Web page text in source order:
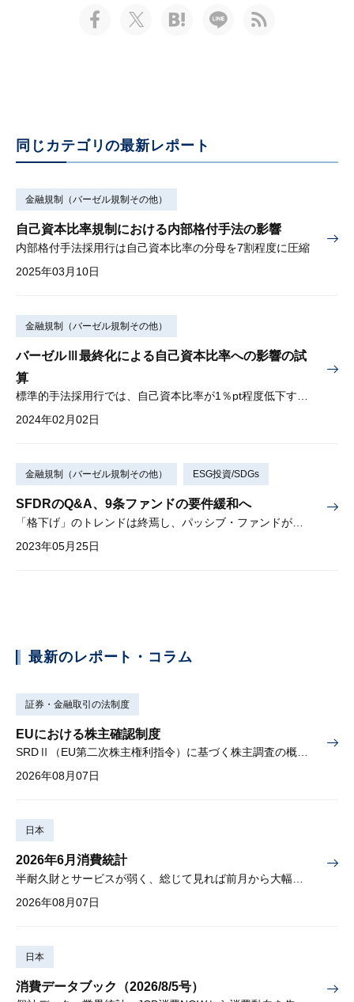
同じカテゴリの最新レポート
金融規制（バーゼル規制その他）
自己資本比率規制における内部格付手法の影響
内部格付手法採用行は自己資本比率の分母を7割程度に圧縮
2025年03月10日
金融規制（バーゼル規制その他）
バーゼルⅢ最終化による自己資本比率への影響の試
算
標準的手法採用行では、自己資本比率が1％pt程度低下する可能性
2024年02月02日
金融規制（バーゼル規制その他） ESG投資/SDGs
SFDRのQ&A、9条ファンドの要件緩和へ
2023年05月25日
最新のレポート・コラム
証券・金融取引の法制度
EUにおける株主確認制度
SRDⅡ（EU第二次株主権利指令）に基づく株主調査の概要と課題
2026年08月07日
日本
2026年6月消費統計
2026年08月07日
日本
消費データブック（2026/8/5号）